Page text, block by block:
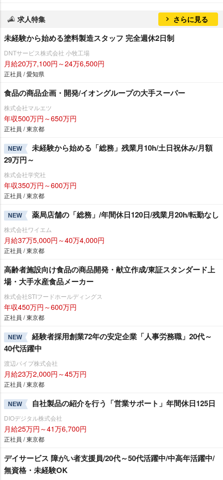
求人特集 さらに見る
未経験から始める塗料製造スタッフ 完全週休2日制
DNTサービス株式会社 小牧工場
月給20万7,100円～24万6,500円
正社員 / 愛知県
食品の商品企画・開発/イオングループの大手スーパー
株式会社マルエツ
年収500万円～650万円
正社員 / 東京都
NEW
未経験から始める「総務」残業月10h/土日祝休み/月額
29万円～
株式会社学究社
年収350万円～600万円
正社員 / 東京都
NEW 薬局店舗の「総務」/年間休日120日/残業月20h/転勤なし
株式会社ワイエム
月給37万5,000円～40万4,000円
正社員 / 東京都
高齢者施設向け食品の商品開発・献立作成/東証スタンダード上
場・大手水産食品メーカー
株式会社STIフードホールディングス
年収450万円～600万円
正社員 / 東京都
NEW
経験者採用創業72年の安定企業「人事労務職」20代～
40代活躍中
渡辺パイプ株式会社
月給23万2,000円～45万円
正社員 / 東京都
NEW 自社製品の紹介を行う「営業サポート」年間休日125日
DIOデジタル株式会社
月給25万円～41万6,700円
正社員 / 東京都
デイサービス 障がい者支援員/20代～50代活躍中/中高年活躍中/
無資格・未経験OK